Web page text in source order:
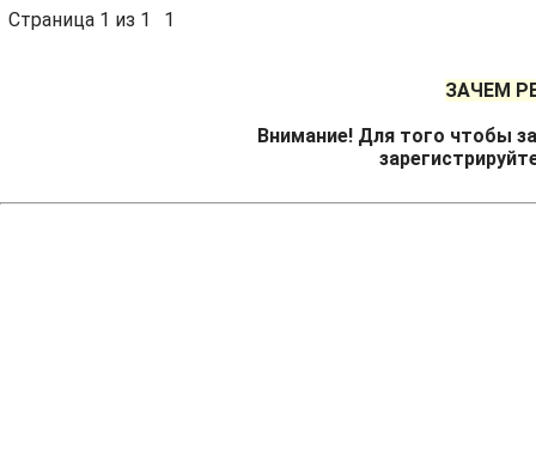
Страница 1 из 1 1
ЗАЧЕМ
Внимание! Для того чтобы